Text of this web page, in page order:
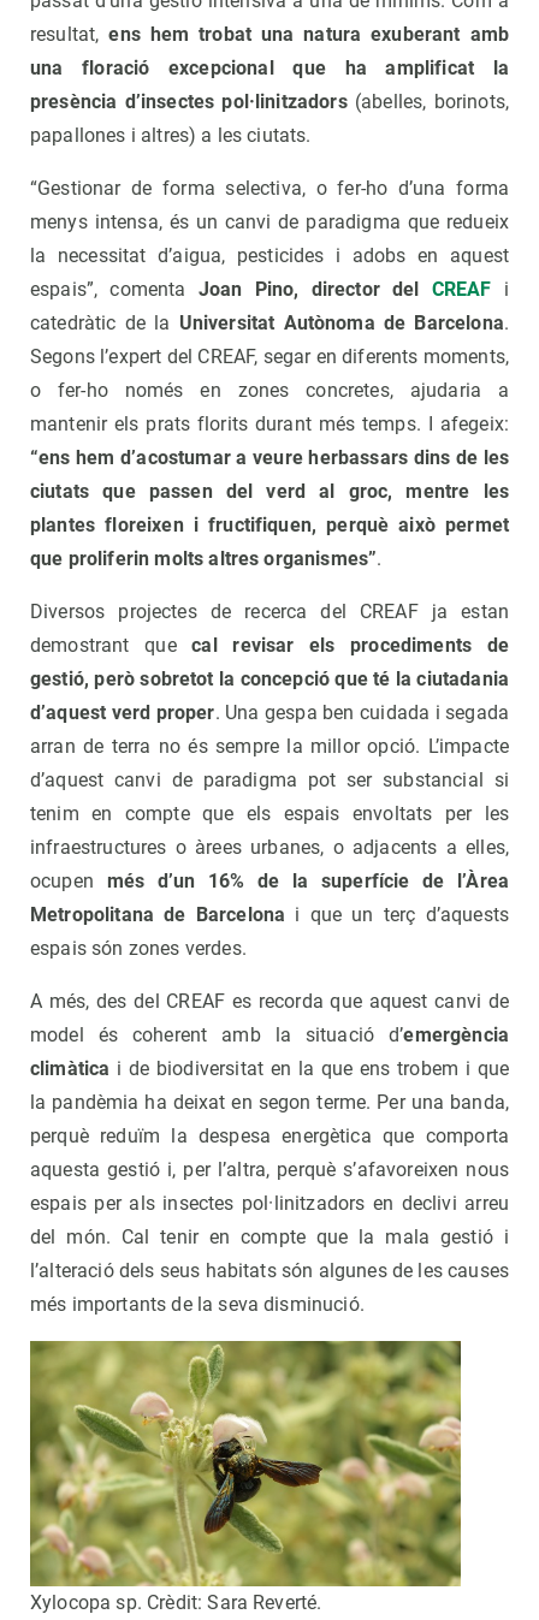
resultat,ens hem trobat una natura exuberant amb
una floració excepcional que ha amplificat la
presència d’insectes pol·linitzadors(abelles, borinots,
papallones i altres) a les ciutats.
“Gestionar de forma selectiva, o fer-ho d’una forma
menys intensa, és un canvi de paradigma que redueix
la necessitat d’aigua, pesticides i adobs en aquest
espais”, comenta Joan Pino, director del CREAF i
catedràtic de la Universitat Autònoma de Barcelona.
Segons l’expert del CREAF, segar en diferents moments,
o fer-ho només en zones concretes, ajudaria a
mantenir els prats florits durant més temps. I afegeix:
“ens hem d’acostumar a veure herbassars dins de les
ciutats que passen del verd al groc, mentre les
plantes floreixen i fructifiquen, perquè això permet
que proliferin molts altres organismes”.
Diversos projectes de recerca del CREAF ja estan
demostrant quecal revisar els procediments de
gestió, però sobretot la concepció que té la ciutadania
d’aquest verd proper. Una gespa ben cuidada i segada
arran de terra no és sempre la millor opció. L’impacte
d’aquest canvi de paradigma pot ser substancial si
tenim en compte que els espais envoltats per les
infraestructures o àrees urbanes, o adjacents a elles,
ocupen més d’un 16% de la superfície de l’Àrea
Metropolitana de Barcelona i que un terç d’aquests
espais són zones verdes.
A més, des del CREAF es recorda que aquest canvi de
model és coherent amb la situació d’emergència
climàtica i de biodiversitat en la que ens trobem i que
la pandèmia ha deixat en segon terme. Per una banda,
perquè reduïm la despesa energètica que comporta
aquesta gestió i, per l’altra, perquè s’afavoreixen nous
espais per als insectes pol·linitzadors en declivi arreu
del món. Cal tenir en compte que la mala gestió i
l’alteració dels seus habitats són algunes de les causes
més importants de la seva disminució.
Xylocopa sp. Crèdit: Sara Reverté.